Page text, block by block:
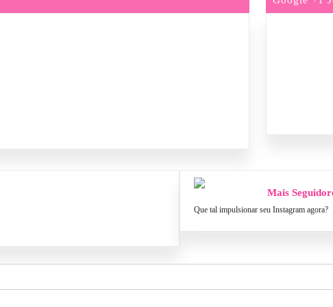
Mais
Que tal impulsionar seu Instagram agora?